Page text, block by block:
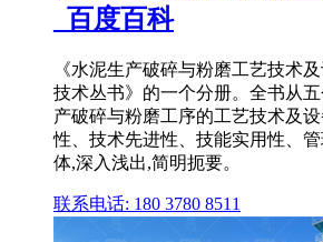
_百度百科
《水泥生产破碎与粉磨工艺技术
技术丛书》的一个分册。全书从
产破碎与粉磨工序的工艺技术及
性、技术先进性、技能实用性、
体,深入浅出,简明扼要。
联系电话: 180 3780 8511